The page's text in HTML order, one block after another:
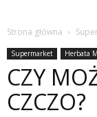
Strona główna
Supermarket Herbata
CZY
CZCZO?